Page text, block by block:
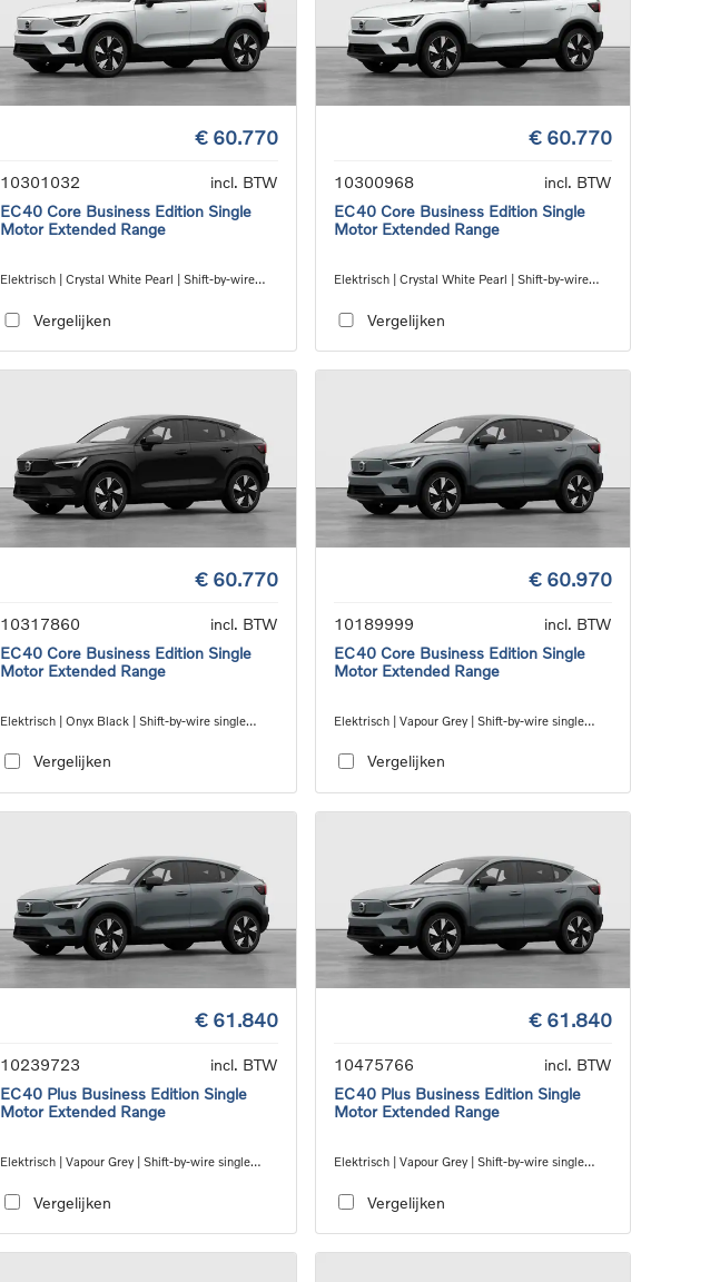
€ 60.770
10301032
incl. BTW
EC40 Core Business Edition Single
Motor Extended Range
Elektrisch | Crystal White Pearl | Shift-by-wire
Vergelijken
€ 60.770
10300968
incl. BTW
EC40 Core Business Edition Single
Motor Extended Range
Elektrisch | Crystal White Pearl | Shift-by-wire
Vergelijken
€ 60.770
10317860
incl. BTW
EC40 Core Business Edition Single
Motor Extended Range
Elektrisch | Onyx Black | Shift-by-wire single
Vergelijken
€ 60.970
10189999
incl. BTW
EC40 Core Business Edition Single
Motor Extended Range
Elektrisch | Vapour Grey | Shift-by-wire single
Vergelijken
€ 61.840
10239723
incl. BTW
EC40 Plus Business Edition Single
Motor Extended Range
Elektrisch | Vapour Grey | Shift-by-wire single
Vergelijken
€ 61.840
10475766
incl. BTW
EC40 Plus Business Edition Single
Motor Extended Range
Elektrisch | Vapour Grey | Shift-by-wire single
Vergelijken